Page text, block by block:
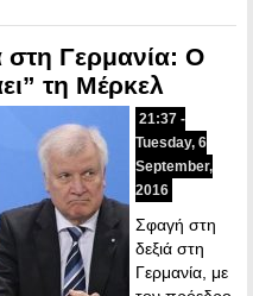
στη Γερμανία: Ο
τη Μέρκελ
21:37 -
Tuesday, 6
September,
2016
Σφαγή στη
δεξιά στη
Γερμανία, με